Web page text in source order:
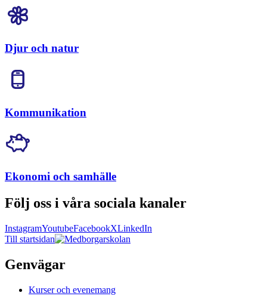
Djur och natur
Kommunikation
Ekonomi och samhälle
Följ oss i våra sociala kanaler
InstagramYoutubeFacebookXLinkedIn
Till startsidan
Genvägar
Kurser och evenemang